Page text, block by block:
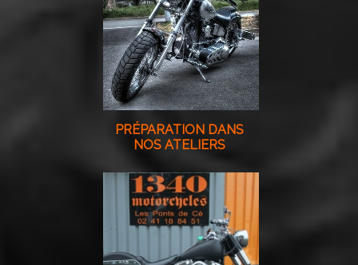
PRÉPARATION DANS
NOS ATELIERS